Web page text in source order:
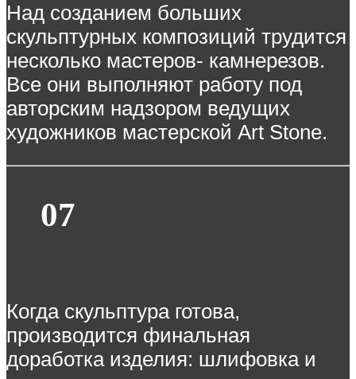
Над созданием больших
скульптурных композиций трудится
несколько мастеров- камнерезов.
Все они выполняют работу под
авторским надзором ведущих
художников мастерской Art Stone.
07
Когда скульптура готова,
производится финальная
доработка изделия: шлифовка и